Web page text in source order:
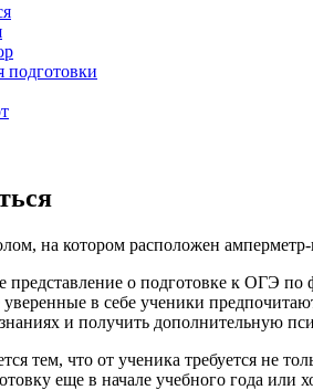
подготовки
представление о подготовке к ОГЭ по
в себе ученики
и получить дополнительную
тем, что от ученика требуется не
еще в начале учебного года или